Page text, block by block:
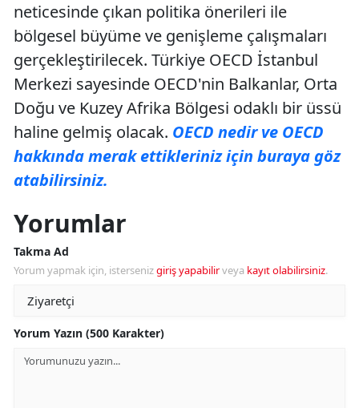
neticesinde çıkan politika önerileri ile
bölgesel büyüme ve genişleme çalışmaları
gerçekleştirilecek. Türkiye OECD İstanbul
Merkezi sayesinde OECD'nin Balkanlar, Orta
Doğu ve Kuzey Afrika Bölgesi odaklı bir üssü
haline gelmiş olacak. OECD nedir ve OECD
hakkında merak ettikleriniz için buraya göz
atabilirsiniz.
Yorumlar
Takma Ad
Yorum yapmak için, istersenizgiriş yapabilirveya kayıt olabilirsiniz.
Yorum Yazın (500 Karakter)